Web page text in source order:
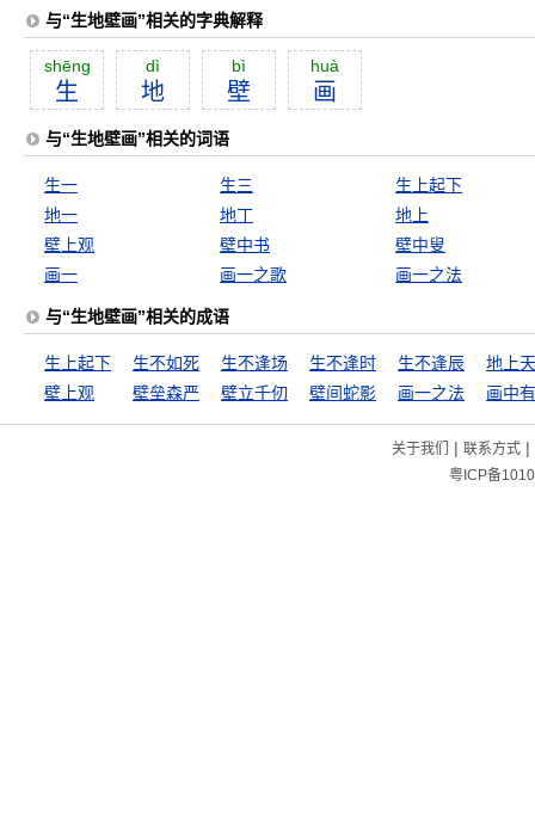
与“生地壁画”相关的字典解释
shēng
生
dì
地
bì
壁
huà
画
与“生地壁画”相关的词语
生一 生三
生上起下
地一
地丁
地上
壁上观
壁中书
壁中叟
画一
画一之歌 画一之法
与“生地壁画”相关的成语
生上起下 生不如死 生不逢场 生不逢时 生不逢辰
地上
壁上观
壁垒森严 壁立千仞 壁间蛇影 画一之法 画中
关于我们 | 联系方式|
粤ICP备